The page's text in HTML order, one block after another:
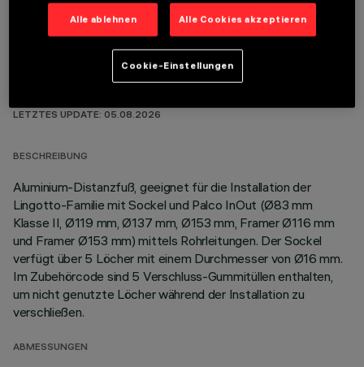
LETZTES UPDATE: 05.08.2026
BESCHREIBUNG
Aluminium-Distanzfuß, geeignet für die Installation der
Lingotto-Familie mit Sockel und Palco InOut (Ø83 mm
Klasse II, Ø119 mm, Ø137 mm, Ø153 mm, Framer Ø116 mm
und Framer Ø153 mm) mittels Rohrleitungen. Der Sockel
verfügt über 5 Löcher mit einem Durchmesser von Ø16 mm.
Im Zubehörcode sind 5 Verschluss-Gummitüllen enthalten,
um nicht genutzte Löcher während der Installation zu
verschließen.
ABMESSUNGEN
Alle ablehnen Alle Cookies akzeptieren
Cookie-Einstellungen